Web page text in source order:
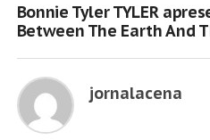
Bonnie Tyler TYLER
Between The Earth And
jornalacena